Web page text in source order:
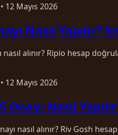
• 12 Mayıs 2026
Nasıl Yapılır?
nasıl alınır? Ripio hesap
• 12 Mayıs 2026
Onayı Nasıl
nasıl alınır? Riv Gosh